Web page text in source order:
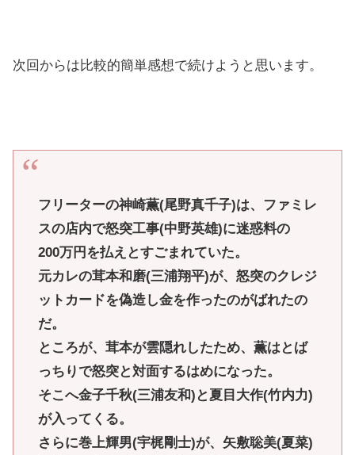
次回からは比較的簡単感想で続けようと思います。
フリーターの神崎薫(尾野真千子)は、ファミレ
スの店内で怒突工事(中野英雄)に迷惑料の
200万円を払えとすごまれていた。
元カレの茸本和磨(三浦翔平)が、怒突のクレジ
ットカードを偽造し金を作ったのがばれたの
だ。
ところが、茸本が雲隠れしたため、薫はとば
っちりで怒突と対面するはめになった。
そこへ金子千秋(三浦友和)と夏目大作(竹内力)
が入ってくる。
さらに巻上輝男(宇梶剛士)が、矢敷聡美(夏菜)